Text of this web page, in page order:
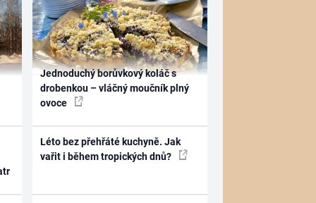
Jednoduchý borůvkový koláč s
drobenkou – vláčný moučník plný
ovoce
Léto bez přehřáté kuchyně. Jak
vařit i během tropických dnů?